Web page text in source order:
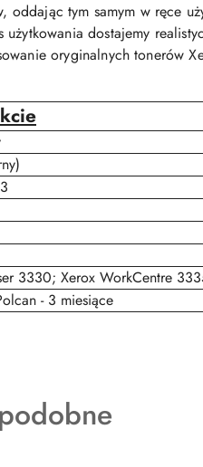
oddając tym samym w ręce
dostajemy
oryginalnych tonerów
3330; Xerox WorkCentre
- 3 miesiące